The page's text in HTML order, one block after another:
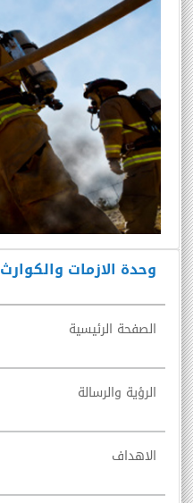
وحدة الازمات والكوارث
الصفحة الرئيسية
الرؤية والرسالة
الاهداف